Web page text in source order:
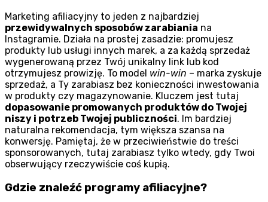
Marketing afiliacyjny to jeden z najbardziej
przewidywalnych sposobów zarabiania na
Instagramie. Działa na prostej zasadzie: promujesz
produkty lub usługi innych marek, a za każdą sprzedaż
wygenerowaną przez Twój unikalny link lub kod
otrzymujesz prowizję. To model win-win – marka zyskuje
sprzedaż, a Ty zarabiasz bez konieczności inwestowania
w produkty czy magazynowanie. Kluczem jest tutaj
dopasowanie promowanych produktów do Twojej
niszy i potrzeb Twojej publiczności. Im bardziej
naturalna rekomendacja, tym większa szansa na
konwersję. Pamiętaj, że w przeciwieństwie do treści
sponsorowanych, tutaj zarabiasz tylko wtedy, gdy Twoi
obserwujący rzeczywiście coś kupią.
Gdzie znaleźć programy afiliacyjne?